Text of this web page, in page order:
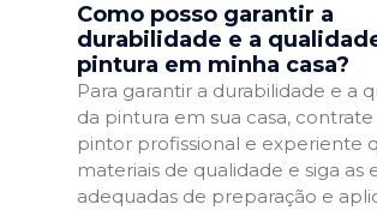
Como posso garantir a
durabilidade e a
pintura em minha casa?
Para garantir a durabilidade e a
da pintura em sua casa,
pintor profissional e experiente
materiais de qualidade e siga as
adequadas de preparação e